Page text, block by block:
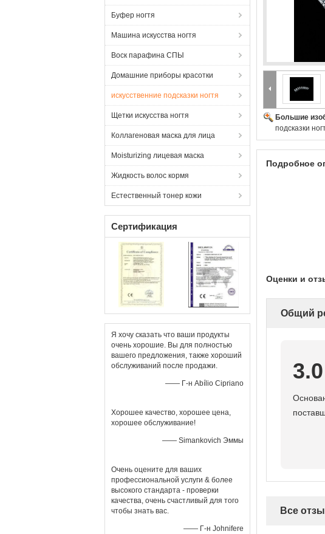
Буфер ногтя
Машина искусства ногтя
Воск парафина СПЫ
Домашние приборы красотки
искусственние подсказки ногтя
Щетки искусства ногтя
Коллагеновая маска для лица
Moisturizing лицевая маска
Жидкость волос кормя
Естественный тонер кожи
Сертификация
Я хочу сказать что ваши продукты
очень хорошие. Вы для полностью
вашего предложения, также хороший
обслуживаний после продажи.
—— Г-н Abílio Cipriano
Хорошее качество, хорошее цена,
хорошее обслуживание!
—— Simankovich Эммы
Очень оцените для ваших
профессиональной услуги & более
высокого стандарта - проверки
качества, очень счастливый для того
чтобы знать вас.
—— Г-н Johnifere
Большие
подсказки
Подробное
Оценки и
Общий
3.0
Все